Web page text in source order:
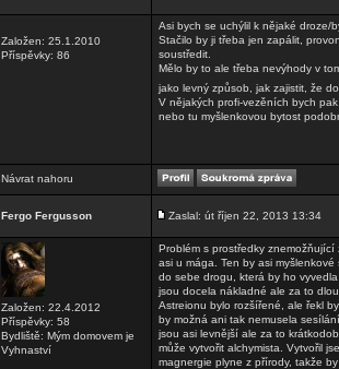
Založen: 25.1.2010
Příspěvky: 86
Asi bych se uchýlil k nějaké droze/
Stačilo by ji třeba jen zapálit,
soustředit.
Mělo by to ale třeba nevýhody v
jako levný způsob, jak zajistit, že
V nějakých profi-vezěních bych
nebo tu myšlenkovou bytost
Návrat nahoru
Fergo Fergusson Zaslal: út říjen 22, 2013 13:34
Založen: 22.4.2012
Příspěvky: 58
Bydliště: Mým domovem je
Vyhnaství
Problém s prostředky
asi u mága. Ten by asi
do sebe drogu, která by ho
jsou docela nákladné ale za to
Astreionu bylo rozšířené, ale řekl
by možná ani tak nemusela
jsou asi levnější ale za to
může vytvořit alchymista. Vytvořil
magnergie plyne z přírody, takže